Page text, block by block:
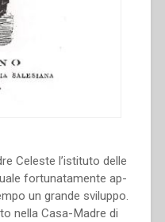
Ce­leste l’istituto delle
fortunatamente ap­
un grande sviluppo.
nella Casa-Madre di